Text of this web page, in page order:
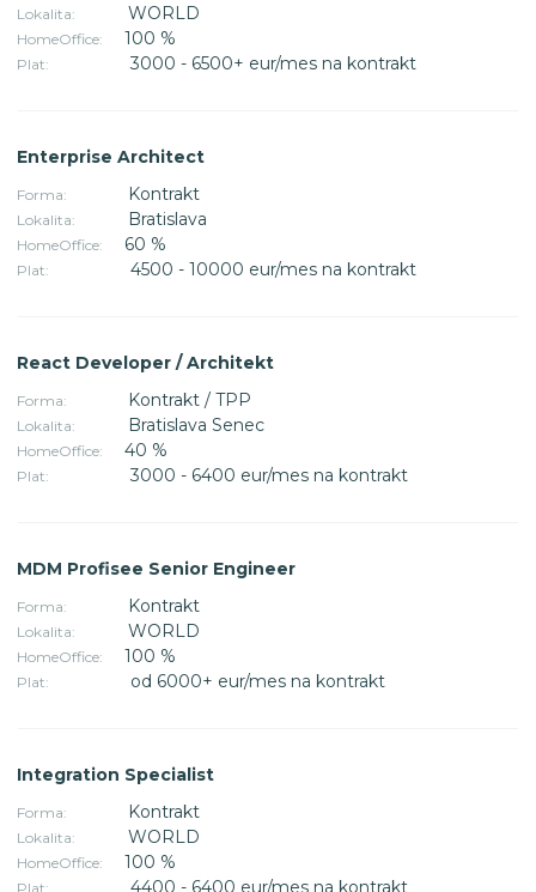
Lokalita: WORLD
HomeOffice: 100 %
Plat: 3000 - 6500+ eur/mes na kontrakt
Enterprise Architect
Forma: Kontrakt
Lokalita: Bratislava
HomeOffice: 60 %
Plat: 4500 - 10000 eur/mes na kontrakt
React Developer / Architekt
Forma: Kontrakt / TPP
Lokalita: Bratislava Senec
HomeOffice: 40 %
Plat: 3000 - 6400 eur/mes na kontrakt
MDM Profisee Senior Engineer
Forma: Kontrakt
Lokalita: WORLD
HomeOffice: 100 %
Plat: od 6000+ eur/mes na kontrakt
Integration Specialist
Forma: Kontrakt
Lokalita: WORLD
HomeOffice: 100 %
Plat: 4400 - 6400 eur/mes na kontrakt